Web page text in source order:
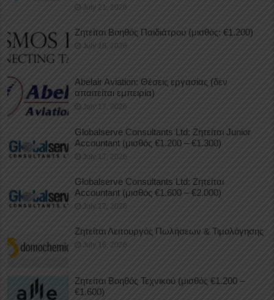
July 21, 2026
Ζητείται Βοηθός Παιδιάτρου (μισθός: €1.200)
July 18, 2026
Abelair Aviation: Θέσεις εργασίας (δεν
απαιτείται εμπειρία)
July 17, 2026
Globalserve Consultants Ltd: Ζητείται Junior
Accountant (μισθός €1.200 – €1.300)
July 17, 2026
Globalserve Consultants Ltd: Ζητείται
Accountant (μισθός €1.600 – €2.000)
July 17, 2026
Ζητείται Λειτουργός Πωλήσεων & Τιμολόγησης
July 16, 2026
Ζητείται Βοηθός Τεχνικού (μισθός €1.200 –
€1.600)